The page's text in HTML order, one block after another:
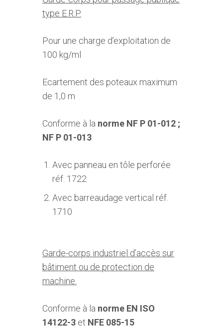
type E.R.P.
Pour une charge d’exploitation de
100 kg/ml
Ecartement des poteaux maximum
de 1,0 m
Conforme à la norme NF P 01-012 ;
NF P 01-013
Avec panneau en tôle perforée
réf. 1722
Avec barreaudage vertical réf.
1710
Garde-corps industriel d’accès sur
bâtiment ou de protection de
machine.
Conforme à la norme EN ISO
14122-3 et NFE 085-15